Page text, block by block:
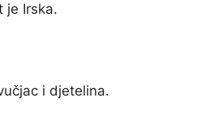
je Irska.
i djetelina.